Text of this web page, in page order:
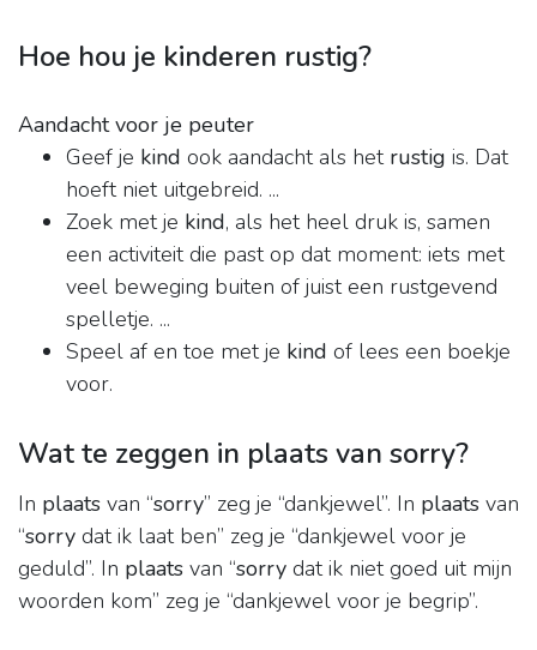
Hoe hou je kinderen rustig?
Aandacht voor je peuter
Geef je kind ook aandacht als het rustig is. Dat
hoeft niet uitgebreid. ...
Zoek met je kind, als het heel druk is, samen
een activiteit die past op dat moment: iets met
veel beweging buiten of juist een rustgevend
spelletje. ...
Speel af en toe met je kind of lees een boekje
voor.
Wat te zeggen in plaats van sorry?
In plaats van “sorry” zeg je “dankjewel”. In plaats van
“sorry dat ik laat ben” zeg je “dankjewel voor je
geduld”. In plaats van “sorry dat ik niet goed uit mijn
woorden kom” zeg je “dankjewel voor je begrip”.